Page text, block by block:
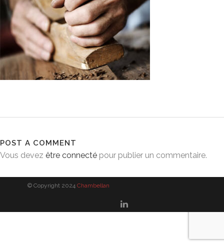
POST A COMMENT
Vous devez être connecté pour publier un commentaire.
© Copyright 2024 Chambellan